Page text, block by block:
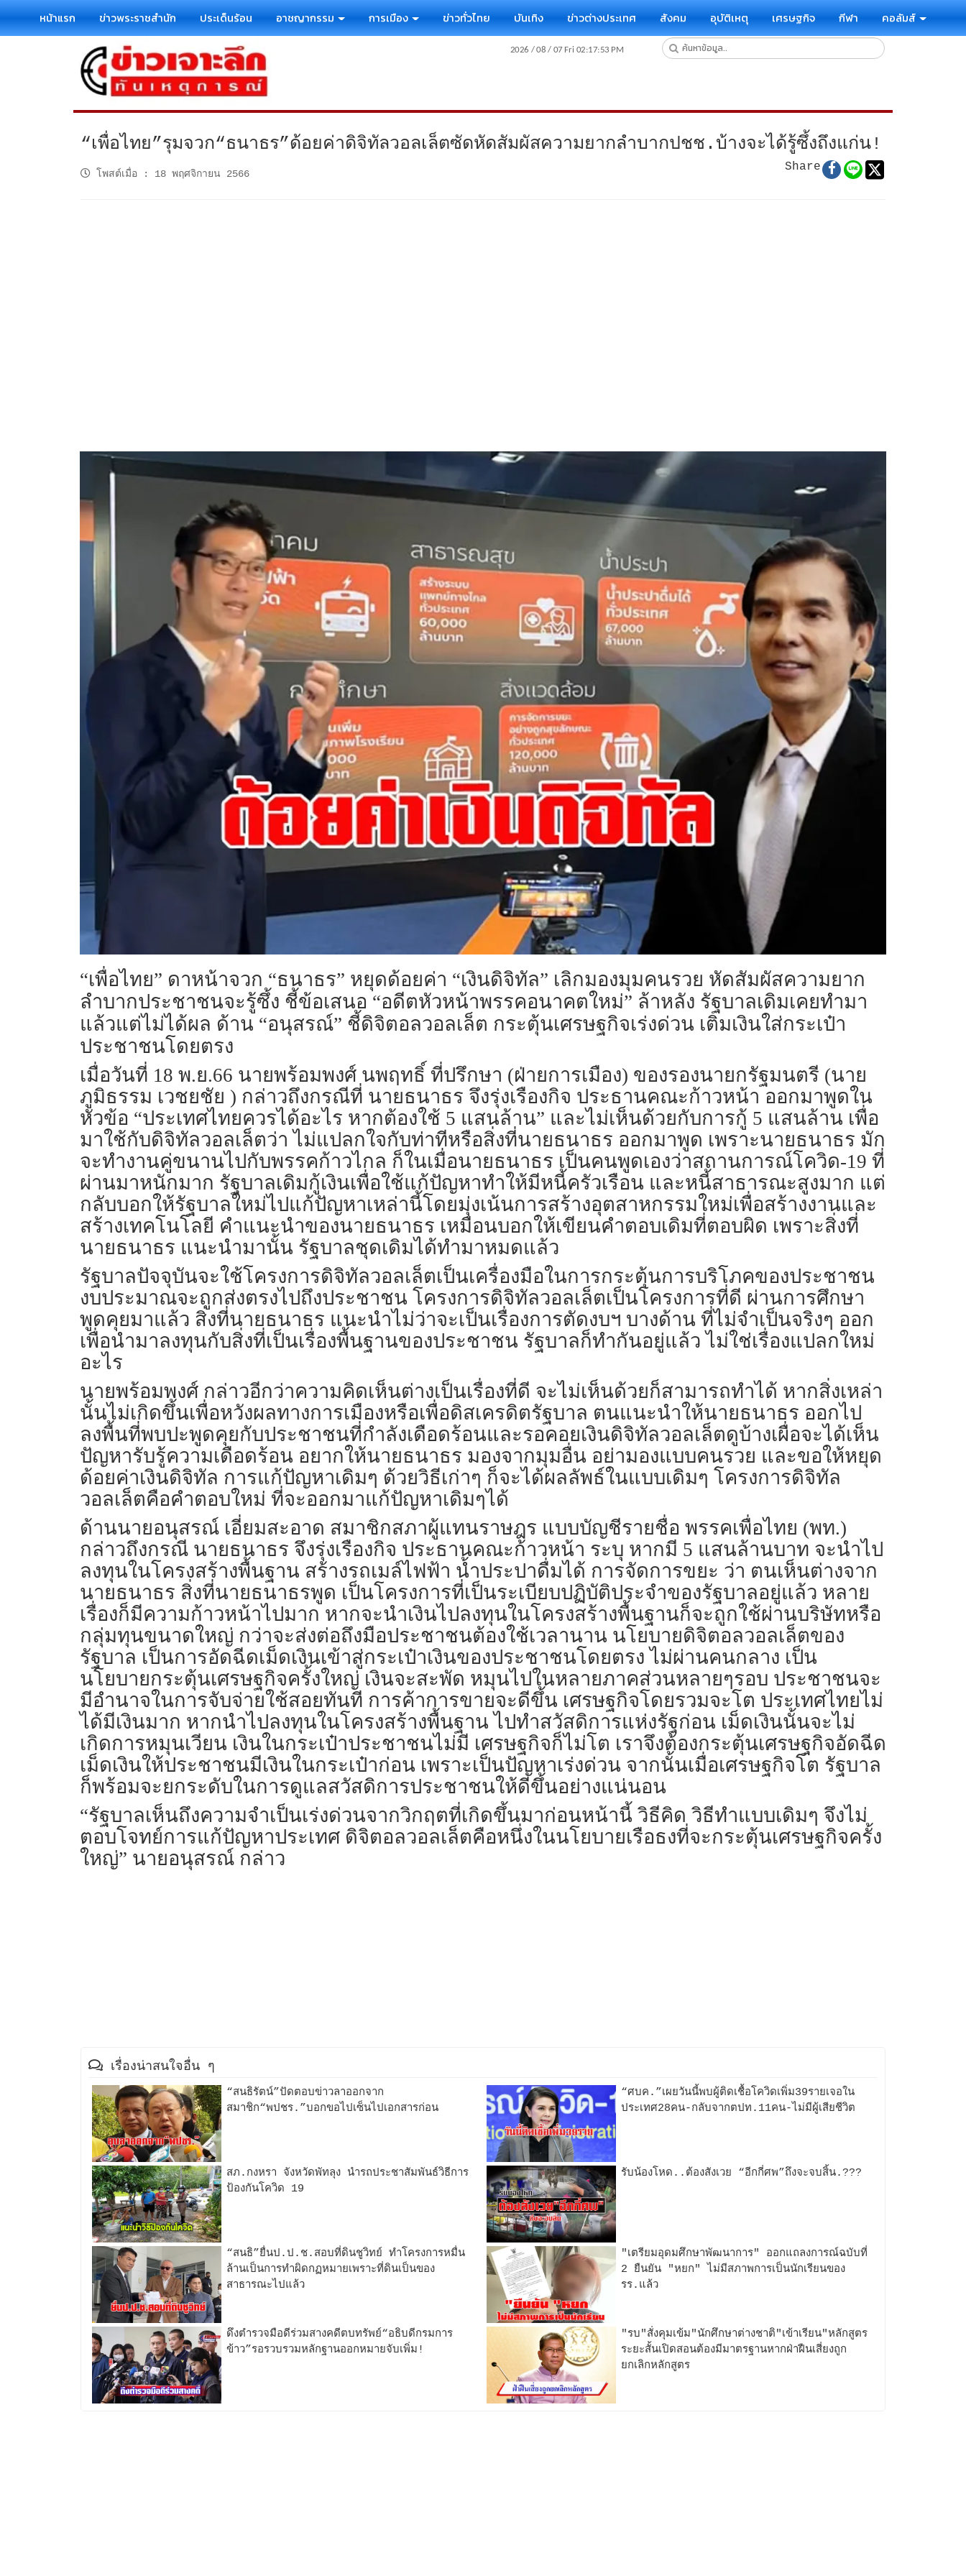
หน้าแรก ข่าวพระราชสำนัก ประเด็นร้อน อาชญากรรม การเมือง ข่าวทั่วไทย บันเทิง ข่าวต่างประเทศ สังคม อุบัติเหตุ เศรษฐกิจ กีฬา คอลัมส์
“เพื่อไทย”รุมจวก“ธนาธร”ด้อยค่าดิจิทัลวอลเล็ตซัดหัดสัมผัสความยากลำบากปชช.บ้างจะได้รู้ซึ้งถึงแก่น!
โพสต์เมื่อ : 18 พฤศจิกายน 2566
Share
“เพื่อไทย” ดาหน้าจวก “ธนาธร” หยุดด้อยค่า “เงินดิจิทัล” เลิกมองมุมคนรวย หัดสัมผัสความยาก
ลำบากประชาชนจะรู้ซึ้ง ชี้ข้อเสนอ “อดีตหัวหน้าพรรคอนาคตใหม่” ล้าหลัง รัฐบาลเดิมเคยทำมา
แล้วแต่ไม่ได้ผล ด้าน “อนุสรณ์” ชี้ดิจิตอลวอลเล็ต กระตุ้นเศรษฐกิจเร่งด่วน เติมเงินใส่กระเป๋า
ประชาชนโดยตรง
เมื่อวันที่ 18 พ.ย.66 นายพร้อมพงศ์ นพฤทธิ์ ที่ปรึกษา (ฝ่ายการเมือง) ของรองนายกรัฐมนตรี (นาย
ภูมิธรรม เวชยชัย ) กล่าวถึงกรณีที่ นายธนาธร จึงรุ่งเรืองกิจ ประธานคณะก้าวหน้า ออกมาพูดใน
หัวข้อ “ประเทศไทยควรได้อะไร หากต้องใช้ 5 แสนล้าน” และไม่เห็นด้วยกับการกู้ 5 แสนล้าน เพื่อ
มาใช้กับดิจิทัลวอลเล็ตว่า ไม่แปลกใจกับท่าทีหรือสิ่งที่นายธนาธร ออกมาพูด เพราะนายธนาธร มัก
จะทำงานคู่ขนานไปกับพรรคก้าวไกล ก็ในเมื่อนายธนาธร เป็นคนพูดเองว่าสถานการณ์โควิด-19 ที่
ผ่านมาหนักมาก รัฐบาลเดิมกู้เงินเพื่อใช้แก้ปัญหาทำให้มีหนี้ครัวเรือน และหนี้สาธารณะสูงมาก แต่
กลับบอกให้รัฐบาลใหม่ไปแก้ปัญหาเหล่านี้โดยมุ่งเน้นการสร้างอุตสาหกรรมใหม่เพื่อสร้างงานและ
สร้างเทคโนโลยี คำแนะนำของนายธนาธร เหมือนบอกให้เขียนคำตอบเดิมที่ตอบผิด เพราะสิ่งที่
นายธนาธร แนะนำมานั้น รัฐบาลชุดเดิมได้ทำมาหมดแล้ว
รัฐบาลปัจจุบันจะใช้โครงการดิจิทัลวอลเล็ตเป็นเครื่องมือในการกระตุ้นการบริโภคของประชาชน
งบประมาณจะถูกส่งตรงไปถึงประชาชน โครงการดิจิทัลวอลเล็ตเป็นโครงการที่ดี ผ่านการศึกษา
พูดคุยมาแล้ว สิ่งที่นายธนาธร แนะนำไม่ว่าจะเป็นเรื่องการตัดงบฯ บางด้าน ที่ไม่จำเป็นจริงๆ ออก
เพื่อนำมาลงทุนกับสิ่งที่เป็นเรื่องพื้นฐานของประชาชน รัฐบาลก็ทำกันอยู่แล้ว ไม่ใช่เรื่องแปลกใหม่
อะไร
นายพร้อมพงศ์ กล่าวอีกว่าความคิดเห็นต่างเป็นเรื่องที่ดี จะไม่เห็นด้วยก็สามารถทำได้ หากสิ่งเหล่า
นั้นไม่เกิดขึ้นเพื่อหวังผลทางการเมืองหรือเพื่อดิสเครดิตรัฐบาล ตนแนะนำให้นายธนาธร ออกไป
ลงพื้นที่พบปะพูดคุยกับประชาชนที่กำลังเดือดร้อนและรอคอยเงินดิจิทัลวอลเล็ตดูบ้างเผื่อจะได้เห็น
ปัญหารับรู้ความเดือดร้อน อยากให้นายธนาธร มองจากมุมอื่น อย่ามองแบบคนรวย และขอให้หยุด
ด้อยค่าเงินดิจิทัล การแก้ปัญหาเดิมๆ ด้วยวิธีเก่าๆ ก็จะได้ผลลัพธ์ในแบบเดิมๆ โครงการดิจิทัล
วอลเล็ตคือคำตอบใหม่ ที่จะออกมาแก้ปัญหาเดิมๆได้
ด้านนายอนุสรณ์ เอี่ยมสะอาด สมาชิกสภาผู้แทนราษฎร แบบบัญชีรายชื่อ พรรคเพื่อไทย (พท.)
กล่าวถึงกรณี นายธนาธร จึงรุ่งเรืองกิจ ประธานคณะก้าวหน้า ระบุ หากมี 5 แสนล้านบาท จะนำไป
ลงทุนในโครงสร้างพื้นฐาน สร้างรถเมล์ไฟฟ้า น้ำประปาดื่มได้ การจัดการขยะ ว่า ตนเห็นต่างจาก
นายธนาธร สิ่งที่นายธนาธรพูด เป็นโครงการที่เป็นระเบียบปฏิบัติประจำของรัฐบาลอยู่แล้ว หลาย
เรื่องก็มีความก้าวหน้าไปมาก หากจะนำเงินไปลงทุนในโครงสร้างพื้นฐานก็จะถูกใช้ผ่านบริษัทหรือ
กลุ่มทุนขนาดใหญ่ กว่าจะส่งต่อถึงมือประชาชนต้องใช้เวลานาน นโยบายดิจิตอลวอลเล็ตของ
รัฐบาล เป็นการอัดฉีดเม็ดเงินเข้าสู่กระเป๋าเงินของประชาชนโดยตรง ไม่ผ่านคนกลาง เป็น
นโยบายกระตุ้นเศรษฐกิจครั้งใหญ่ เงินจะสะพัด หมุนไปในหลายภาคส่วนหลายๆรอบ ประชาชนจะ
มีอำนาจในการจับจ่ายใช้สอยทันที การค้าการขายจะดีขึ้น เศรษฐกิจโดยรวมจะโต ประเทศไทยไม่
ได้มีเงินมาก หากนำไปลงทุนในโครงสร้างพื้นฐาน ไปทำสวัสดิการแห่งรัฐก่อน เม็ดเงินนั้นจะไม่
เกิดการหมุนเวียน เงินในกระเป๋าประชาชนไม่มี เศรษฐกิจก็ไม่โต เราจึงต้องกระตุ้นเศรษฐกิจอัดฉีด
เม็ดเงินให้ประชาชนมีเงินในกระเป๋าก่อน เพราะเป็นปัญหาเร่งด่วน จากนั้นเมื่อเศรษฐกิจโต รัฐบาล
ก็พร้อมจะยกระดับในการดูแลสวัสดิการประชาชนให้ดีขึ้นอย่างแน่นอน
“รัฐบาลเห็นถึงความจำเป็นเร่งด่วนจากวิกฤตที่เกิดขึ้นมาก่อนหน้านี้ วิธีคิด วิธีทำแบบเดิมๆ จึงไม่
ตอบโจทย์การแก้ปัญหาประเทศ ดิจิตอลวอลเล็ตคือหนึ่งในนโยบายเรือธงที่จะกระตุ้นเศรษฐกิจครั้ง
ใหญ่” นายอนุสรณ์ กล่าว
เรื่องน่าสนใจอื่น ๆ
“สนธิรัตน์”ปัดตอบข่าวลาออกจาก
สมาชิก“พปชร.”บอกขอไปเซ็นไปเอกสารก่อน
“ศบค.”เผยวันนี้พบผู้ติดเชื้อโควิดเพิ่ม39รายเจอใน
ประเทศ28คน-กลับจากตปท.11คน-ไม่มีผู้เสียชีวิต
สภ.กงหรา จังหวัดพัทลุง นำรถประชาสัมพันธ์วิธีการ
ป้องกันโควิด 19
รับน้องโหด..ต้องสังเวย “อีกกี่ศพ”ถึงจะจบสิ้น.???
“สนธิ”ยื่นป.ป.ช.สอบที่ดินชูวิทย์ ทำโครงการหมื่น
ล้านเป็นการทำผิดกฏหมายเพราะที่ดินเป็นของ
สาธารณะไปแล้ว
"เตรียมอุดมศึกษาพัฒนาการ" ออกแถลงการณ์ฉบับที่
2 ยืนยัน "หยก" ไม่มีสภาพการเป็นนักเรียนของ
รร.แล้ว
ดึงตำรวจมือดีร่วมสางคดีตบทรัพย์“อธิบดีกรมการ
ข้าว”รอรวบรวมหลักฐานออกหมายจับเพิ่ม!
"รบ"สั่งคุมเข้ม"นักศึกษาต่างชาติ"เข้าเรียน"หลักสูตร
ระยะสั้นเปิดสอนต้องมีมาตรฐานหากฝ่าฝืนเสี่ยงถูก
ยกเลิกหลักสูตร